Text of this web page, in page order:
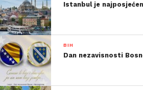
Istanbul je
BIH
Dan nezavisnosti